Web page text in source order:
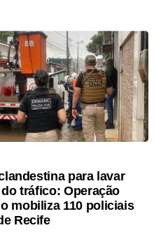
para lavar
tráfico: Operação
mobiliza 110 policiais
Recife